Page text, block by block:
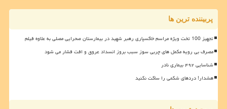
پربیننده ترین ها
تجهیز 100 تخت ویژه مراسم خاکسپاری رهبر شهید در بیمارستان صحرایی مصلی به علاوه فیلم
مصرف بی رویه مکمل های چربی سوز سبب بروز انسداد عروق و افت فشار می شود
شناسایی ۴۹۲ بیماری نادر
هشدار! دردهای شکمی را ساکت نکنید